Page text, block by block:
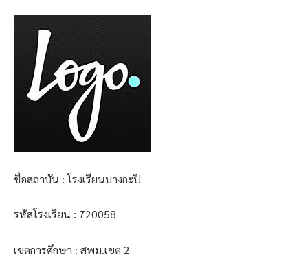
ชื่อสถาบัน : โรงเรียนบางกะปิ
รหัสโรงเรียน : 720058
เขตการศึกษา : สพม.เขต 2